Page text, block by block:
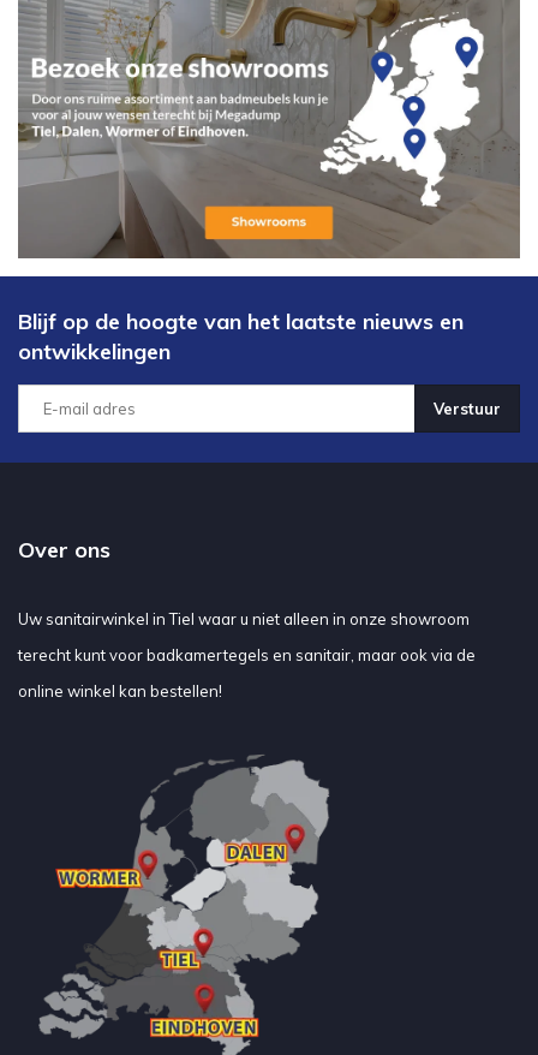
Blijf op de hoogte van het laatste nieuws en
ontwikkelingen
Verstuur
Over ons
Uw sanitairwinkel in Tiel waar u niet alleen in onze showroom
terecht kunt voor badkamertegels en sanitair, maar ook via de
online winkel kan bestellen!